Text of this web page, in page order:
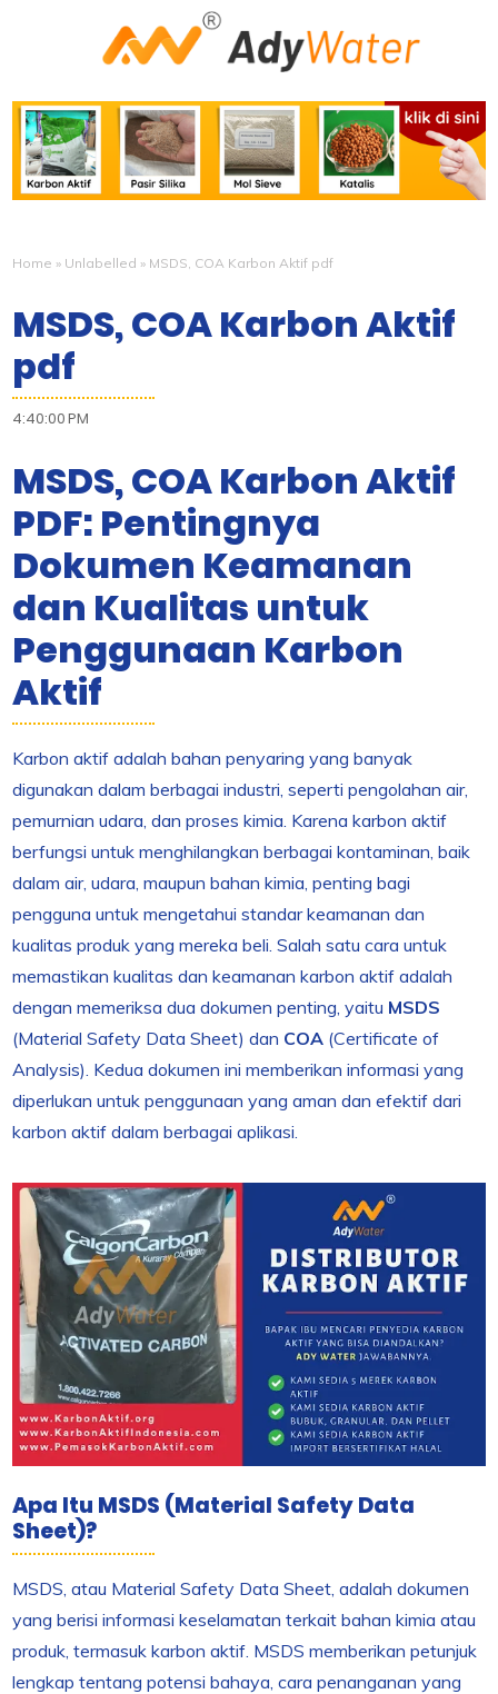
Home » Unlabelled » MSDS, COA Karbon Aktif pdf
MSDS, COA Karbon Aktif
pdf
4:40:00 PM
MSDS, COA Karbon Aktif
PDF: Pentingnya
Dokumen Keamanan
dan Kualitas untuk
Penggunaan Karbon
Aktif
Karbon aktif adalah bahan penyaring yang banyak
digunakan dalam berbagai industri, seperti pengolahan air,
pemurnian udara, dan proses kimia. Karena karbon aktif
berfungsi untuk menghilangkan berbagai kontaminan, baik
dalam air, udara, maupun bahan kimia, penting bagi
pengguna untuk mengetahui standar keamanan dan
kualitas produk yang mereka beli. Salah satu cara untuk
memastikan kualitas dan keamanan karbon aktif adalah
dengan memeriksa dua dokumen penting, yaitu MSDS
(Material Safety Data Sheet) dan COA (Certificate of
Analysis). Kedua dokumen ini memberikan informasi yang
diperlukan untuk penggunaan yang aman dan efektif dari
karbon aktif dalam berbagai aplikasi.
Apa Itu MSDS (Material Safety Data
Sheet)?
MSDS, atau Material Safety Data Sheet, adalah dokumen
yang berisi informasi keselamatan terkait bahan kimia atau
produk, termasuk karbon aktif. MSDS memberikan petunjuk
lengkap tentang potensi bahaya, cara penanganan yang